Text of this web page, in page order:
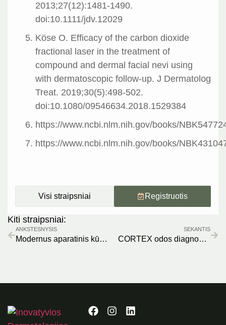
Kiti straipsniai:
ANKSTESNYSIS
Modernus aparatinis kūno kontūravimas
SEKANTIS
CORTEX odos diagnostika – inovatyvi odos kokybės analizė
2013;27(12):1481-1490.
doi:10.1111/jdv.12029
Köse O. Efficacy of the carbon dioxide
fractional laser in the treatment of
compound and dermal facial nevi using
with dermatoscopic follow-up. J Dermatolog
Treat. 2019;30(5):498-502.
doi:10.1080/09546634.2018.1529384
https://www.ncbi.nlm.nih.gov/books/
https://www.ncbi.nlm.nih.gov/books/
Visi straipsniai Registruotis